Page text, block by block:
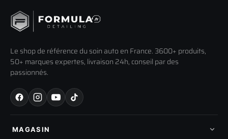
Le shop de référence du soin auto en France. 3600+ produits,
50+ marques expertes, livraison 24h, conseil par des
passionnés.
MAGASIN